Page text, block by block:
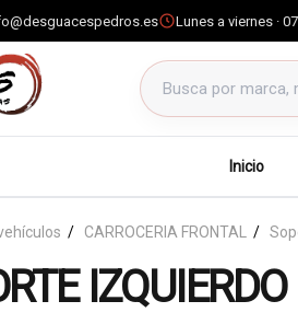
Lunes a viernes ·
Buscar productos
Inicio
CARROCERIA FRONTAL